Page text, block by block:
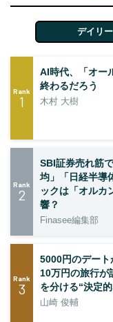
デイリー
Rank
1
AI時代、「オー
終わるだろう
木村 大樹
Rank
2
SBI証券売れ筋
均」「日経半導
ックは「オルカ
響？
Finasee編集部
Rank
3
5000円のデート
10万円の旅行
を分ける“決定
山崎 俊輔